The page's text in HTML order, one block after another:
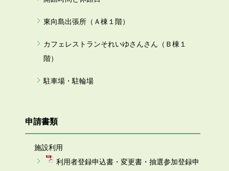
東向島出張所（Ａ棟１階）
カフェレストランそれいゆさんさん（Ｂ棟１
階）
駐車場・駐輪場
申請書類
施設利用
利用者登録申込書・変更書・抽選参加登録申